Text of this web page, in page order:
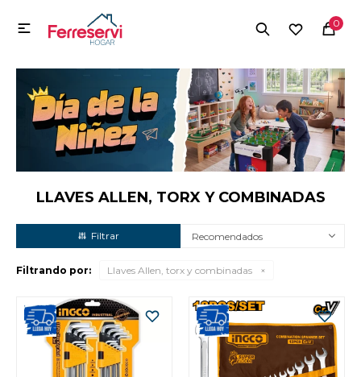
0

LLAVES ALLEN, TORX Y COMBINADAS
Recomendados
Filtrando por: Llaves Allen, torx y combinadas
MI CUENTA
Menú Herramientas y Construcción Electrodomésticos
Herramientas y Construcción
Electrodomésticos
Tecnología
Deportes
Camping